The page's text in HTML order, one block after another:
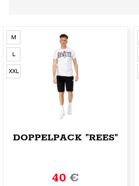
M
L
XXL
DOPPELPACK "REES"
40€